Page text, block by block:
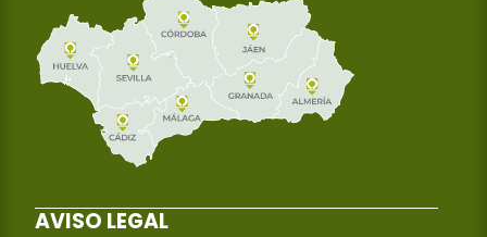
AVISO LEGAL